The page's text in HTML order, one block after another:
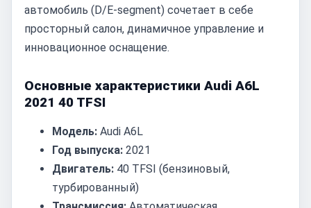
автомобиль (D/E-segment) сочетает в себе
просторный салон, динамичное управление и
инновационное оснащение.
Основные характеристики Audi A6L
2021 40 TFSI
Модель: Audi A6L
Год выпуска: 2021
Двигатель: 40 TFSI (бензиновый,
турбированный)